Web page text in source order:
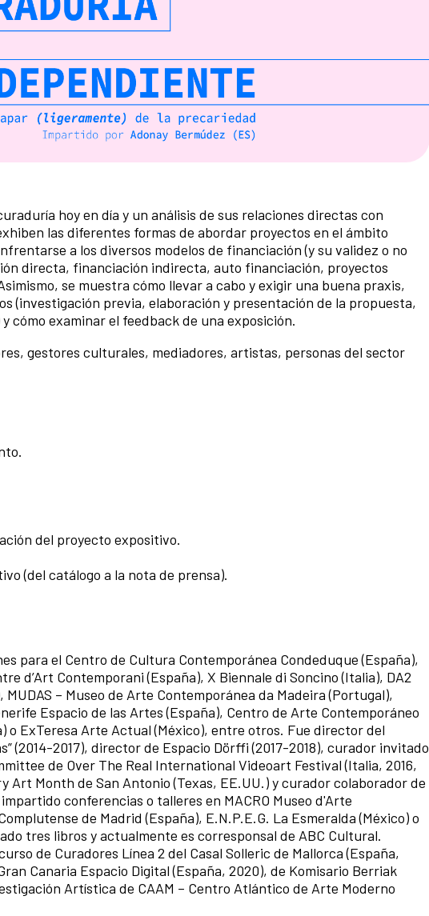
hoy en día y un análisis de sus relaciones directas con
las diferentes formas de abordar proyectos en el ámbito
a los diversos modelos de financiación (y su validez o no
directa, financiación indirecta, auto financiación, proyectos
se muestra cómo llevar a cabo y exigir una buena praxis,
(investigación previa, elaboración y presentación de la propuesta,
examinar el feedback de una exposición.
gestores culturales, mediadores, artistas, personas del sector
del proyecto expositivo.
(del catálogo a la nota de prensa).
para el Centro de Cultura Contemporánea Condeduque (España),
d’Art Contemporani (España), X Biennale di Soncino (Italia), DA2
– Museo de Arte Contemporánea da Madeira (Portugal),
Espacio de las Artes (España), Centro de Arte Contemporáneo
o ExTeresa Arte Actual (México), entre otros. Fue director del
(2014-2017), director de Espacio Dörffi (2017-2018), curador invitado
de Over The Real International Videoart Festival (Italia, 2016,
Art Month de San Antonio (Texas, EE.UU.) y curador colaborador de
conferencias o talleres en MACRO Museo d'Arte
de Madrid (España), E.N.P.E.G. La Esmeralda (México) o
tres libros y actualmente es corresponsal de ABC Cultural.
de Curadores Línea 2 del Casal Solleric de Mallorca (España,
Canaria Espacio Digital (España, 2020), de Komisario Berriak
Artística de CAAM – Centro Atlántico de Arte Moderno